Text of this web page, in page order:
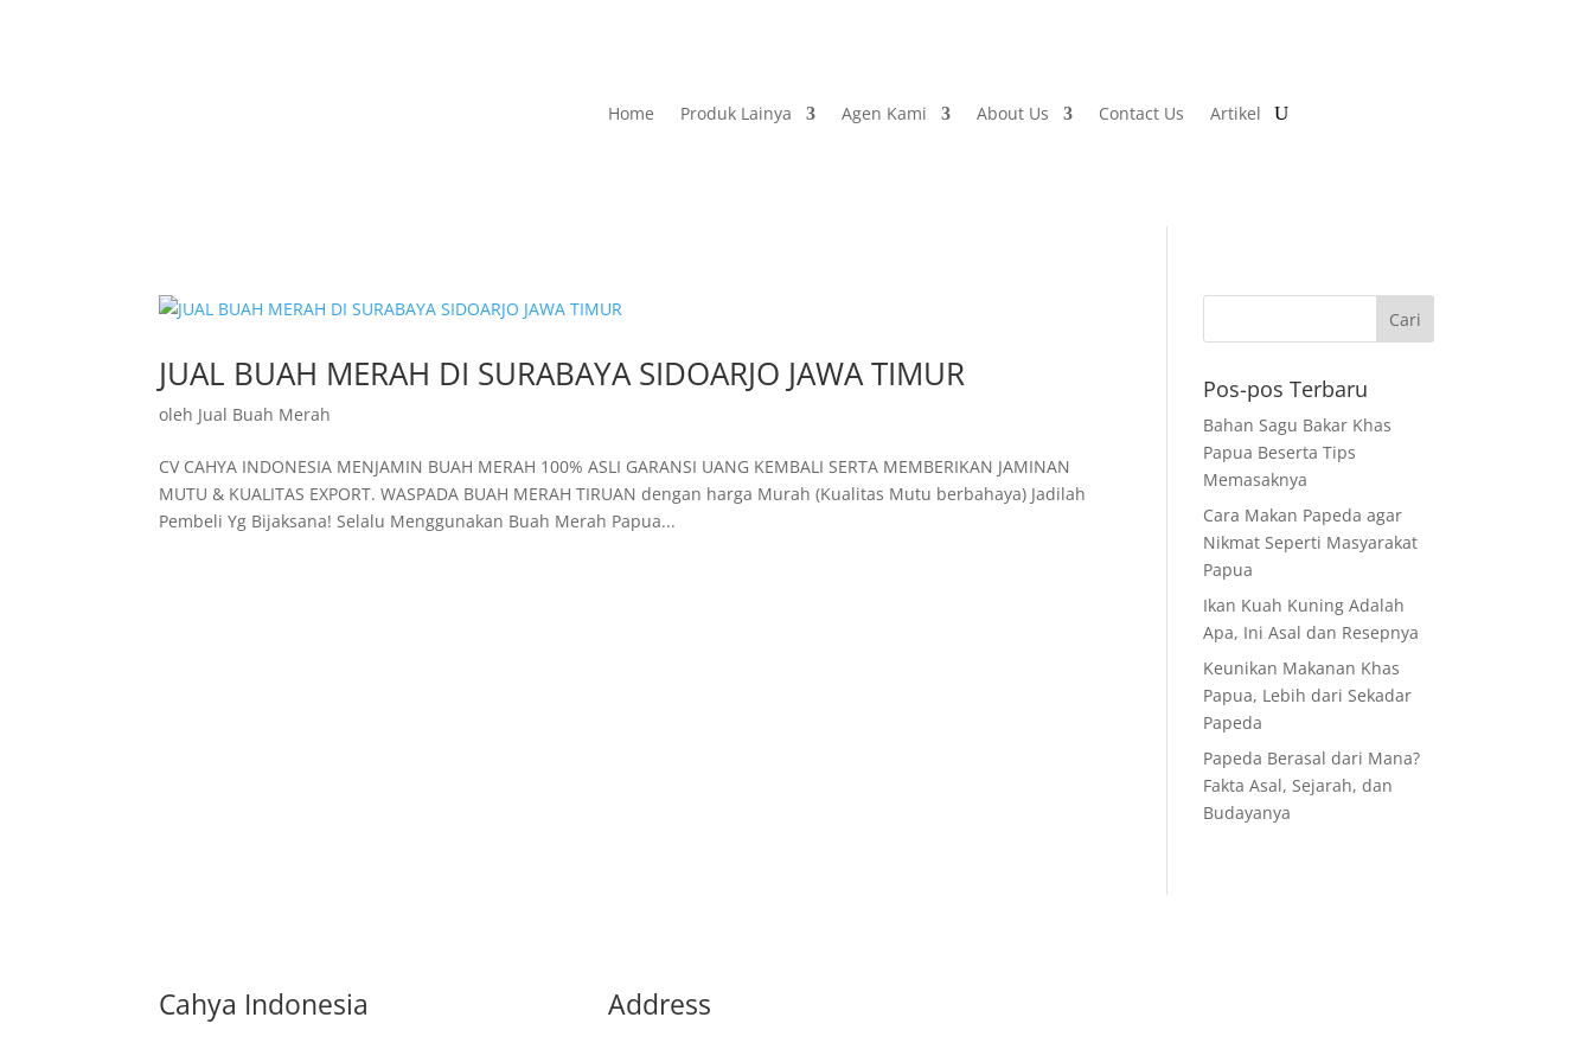
Home Produk Lainya Agen Kami About Us Contact Us Artikel
JUAL BUAH MERAH DI SURABAYA SIDOARJO JAWA TIMUR
oleh Jual Buah Merah
CV CAHYA INDONESIA MENJAMIN BUAH MERAH 100% ASLI GARANSI UANG KEMBALI SERTA MEMBERIKAN JAMINAN
MUTU & KUALITAS EXPORT. WASPADA BUAH MERAH TIRUAN dengan harga Murah (Kualitas Mutu berbahaya) Jadilah
Pembeli Yg Bijaksana! Selalu Menggunakan Buah Merah Papua...
Pos-pos Terbaru
Bahan Sagu Bakar Khas
Papua Beserta Tips
Memasaknya
Cara Makan Papeda agar
Nikmat Seperti Masyarakat
Papua
Ikan Kuah Kuning Adalah
Apa, Ini Asal dan Resepnya
Keunikan Makanan Khas
Papua, Lebih dari Sekadar
Papeda
Papeda Berasal dari Mana?
Fakta Asal, Sejarah, dan
Budayanya
Cahya Indonesia Address